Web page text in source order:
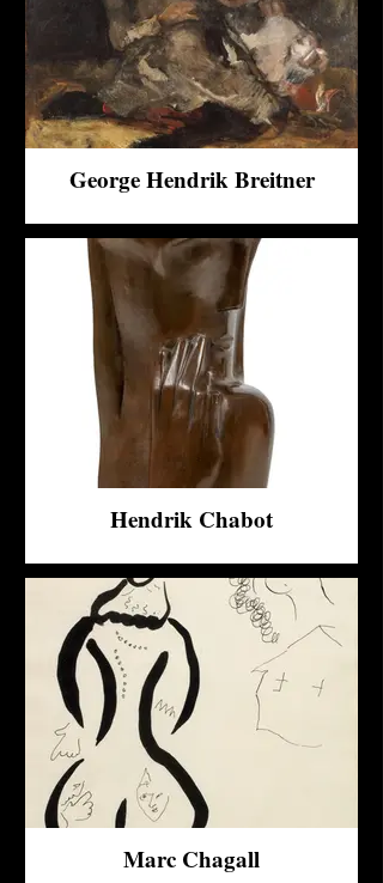
George Hendrik Breitner
Hendrik Chabot
Marc Chagall